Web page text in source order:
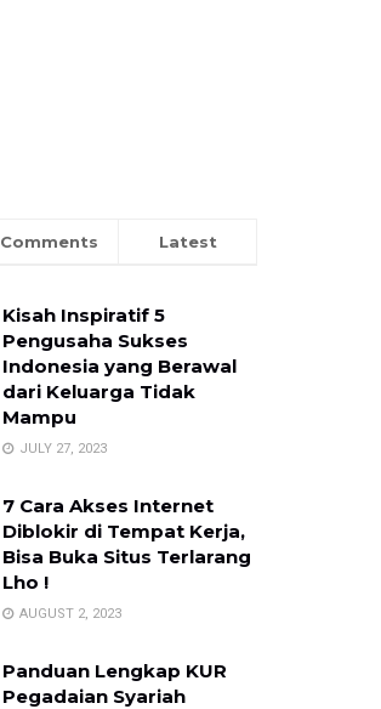
Comments Latest
Kisah Inspiratif 5
Pengusaha Sukses
Indonesia yang Berawal
dari Keluarga Tidak
Mampu
JULY 27, 2023
7 Cara Akses Internet
Diblokir di Tempat Kerja,
Bisa Buka Situs Terlarang
Lho !
AUGUST 2, 2023
Panduan Lengkap KUR
Pegadaian Syariah